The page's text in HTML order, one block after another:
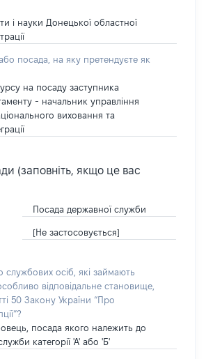
і науки Донецької областної
посада, на яку претендуєте як
на посаду заступника
- начальник управління
виховання та
(заповніть, якщо це вас
Посада державної служби
[Не застосовується]
службових осіб, які займають
відповідальне становище,
50 Закону України “Про
посада якого належить до
категорії 'А' або 'Б'